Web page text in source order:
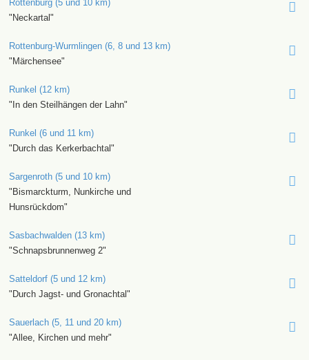
Rottenburg (5 und 10 km)
"Neckartal"
Rottenburg-Wurmlingen (6, 8 und 13 km)
"Märchensee"
Runkel (12 km)
"In den Steilhängen der Lahn"
Runkel (6 und 11 km)
"Durch das Kerkerbachtal"
Sargenroth (5 und 10 km)
"Bismarckturm, Nunkirche und
Hunsrückdom"
Sasbachwalden (13 km)
"Schnapsbrunnenweg 2"
Satteldorf (5 und 12 km)
"Durch Jagst- und Gronachtal"
Sauerlach (5, 11 und 20 km)
"Allee, Kirchen und mehr"